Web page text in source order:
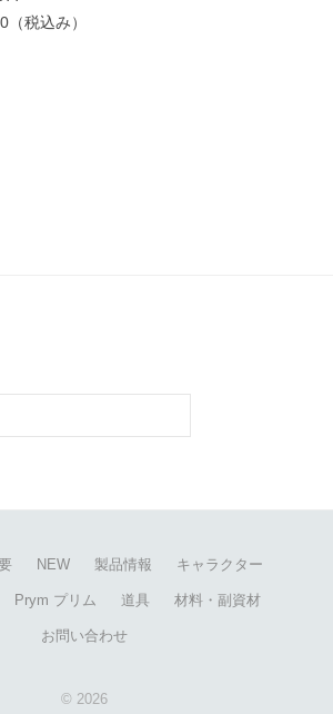
税込み）
NEW 製品情報 キャラクター
Prym プリム 道具 材料・副資材
お問い合わせ
© 2026